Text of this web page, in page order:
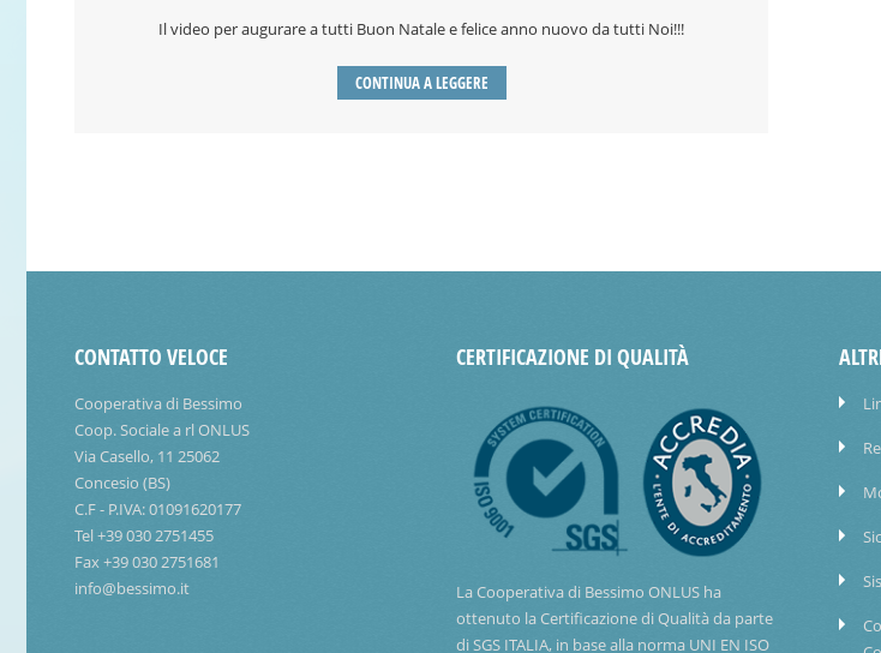
Il video per augurare a tutti Buon Natale e felice anno nuovo da tutti Noi!!!
CONTINUA A LEGGERE
CONTATTO VELOCE
Cooperativa di Bessimo
Coop. Sociale a rl ONLUS
Via Casello, 11 25062
Concesio (BS)
C.F - P.IVA: 01091620177
Tel +39 030 2751455
Fax +39 030 2751681
info@bessimo.it
CERTIFICAZIONE DI QUALITÀ
La Cooperativa di Bessimo ONLUS ha
ottenuto la Certificazione di Qualità da parte
di SGS ITALIA, in base alla norma UNI EN ISO